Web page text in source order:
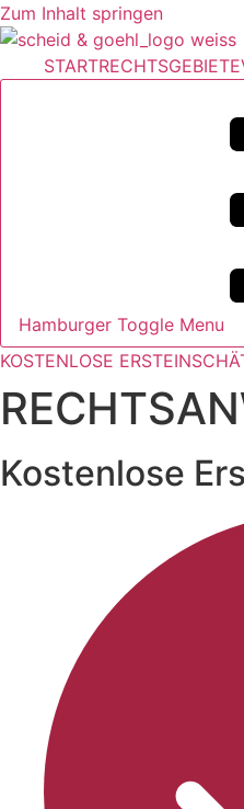
Zum Inhalt springen
STARTRECHTSGEBIETE
Hamburger Toggle Menu
KOSTENLOSE
Kostenlose